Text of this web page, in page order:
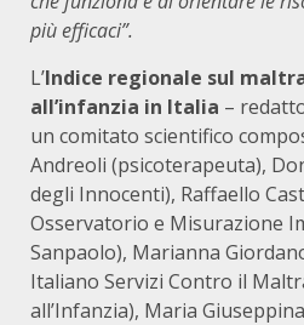
più efficaci”.
L’Indice regionale sul
all’infanzia in Italia –
un comitato scientifico
Andreoli (psicoterapeuta),
degli Innocenti), Raffaello
Osservatorio e Misurazione
Sanpaolo), Marianna
Italiano Servizi Contro il
all’Infanzia), Maria